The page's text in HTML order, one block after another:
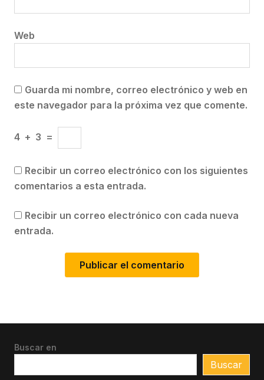
Web
Guarda mi nombre, correo electrónico y web en
este navegador para la próxima vez que comente.
4 + 3 =
Recibir un correo electrónico con los siguientes
comentarios a esta entrada.
Recibir un correo electrónico con cada nueva
entrada.
Buscar en
Buscar